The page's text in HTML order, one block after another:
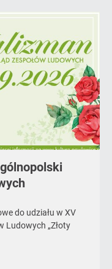
do udziału w XV
Ludowych „Złoty